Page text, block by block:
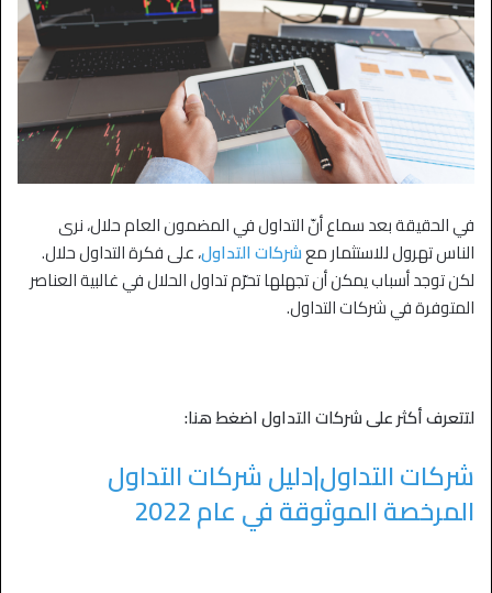
في الحقيقة بعد سماع أنّ التداول في المضمون العام حلال، نرى
الناس تهرول للاستثمار معشركات التداول، على فكرة التداول حلال.
لكن توجد أسباب يمكن أن تجهلها تحرّم تداول الحلال في غالبية العناصر
المتوفرة في شركات التداول.
لتتعرف أكثر على شركات التداول اضغط هنا:
شركات التداول|دليل شركات التداول
المرخصة الموثوقة في عام 2022